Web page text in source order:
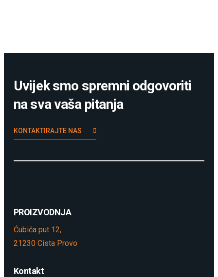
Uvijek smo spremni odgovoriti
na sva vaša pitanja
KONTAKTIRAJTE NAS
PROIZVODNJA
Ćubića put 12,
21230 Cista Provo
Kontakt